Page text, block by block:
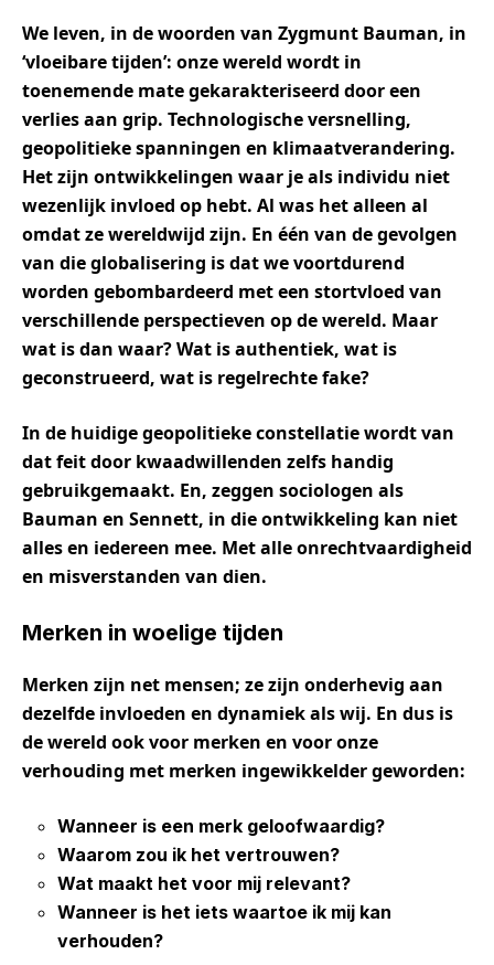
We leven, in de woorden van Zygmunt Bauman, in
‘vloeibare tijden’: onze wereld wordt in
toenemende mate gekarakteriseerd door een
verlies aan grip. Technologische versnelling,
geopolitieke spanningen en klimaatverandering.
Het zijn ontwikkelingen waar je als individu niet
wezenlijk invloed op hebt. Al was het alleen al
omdat ze wereldwijd zijn. En één van de gevolgen
van die globalisering is dat we voortdurend
worden gebombardeerd met een stortvloed van
verschillende perspectieven op de wereld. Maar
wat is dan waar? Wat is authentiek, wat is
geconstrueerd, wat is regelrechte fake?
In de huidige geopolitieke constellatie wordt van
dat feit door kwaadwillenden zelfs handig
gebruikgemaakt. En, zeggen sociologen als
Bauman en Sennett, in die ontwikkeling kan niet
alles en iedereen mee. Met alle onrechtvaardigheid
en misverstanden van dien.
Merken in woelige tijden
Merken zijn net mensen; ze zijn onderhevig aan
dezelfde invloeden en dynamiek als wij. En dus is
de wereld ook voor merken en voor onze
verhouding met merken ingewikkelder geworden:
Wanneer is een merk geloofwaardig?
Waarom zou ik het vertrouwen?
Wat maakt het voor mij relevant?
Wanneer is het iets waartoe ik mij kan
verhouden?